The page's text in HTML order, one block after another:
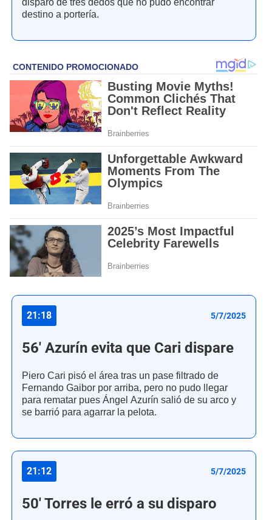
disparo de tres dedos que no pudo encontrar
destino a portería.
21:18 5/7/2025
56' Azurín evita que Cari dispare
Piero Cari pisó el área tras un pase filtrado de
Fernando Gaibor por arriba, pero no pudo llegar
para rematar pues Ángel Azurín salió de su arco y
se barrió para agarrar la pelota.
21:12 5/7/2025
50' Torres le erró a su disparo